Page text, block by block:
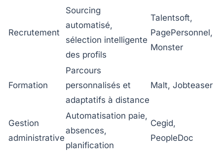
Recrutement
Sourcing
automatisé,
sélection intelligente
des profils
Talentsoft,
PagePersonnel,
Monster
Formation
Parcours
personnalisés et
adaptatifs à distance
Malt, Jobteaser
Gestion
administrative
Automatisation paie,
absences,
planification
Cegid,
PeopleDoc